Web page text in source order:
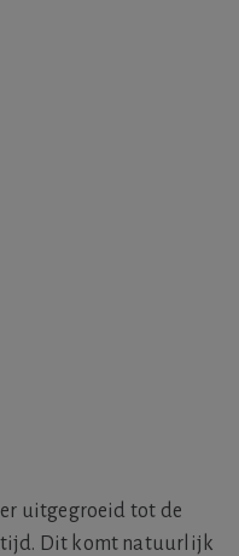
uitgegroeid tot de
tijd. Dit komt natuurlijk